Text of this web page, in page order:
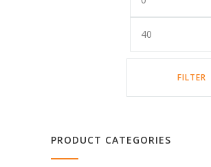
FILTER
PRODUCT CATEGORIES